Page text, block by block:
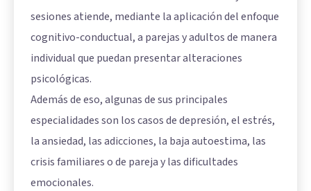
sesiones atiende, mediante la aplicación del enfoque
cognitivo-conductual, a parejas y adultos de manera
individual que puedan presentar alteraciones
psicológicas.
Además de eso, algunas de sus principales
especialidades son los casos de depresión, el estrés,
la ansiedad, las adicciones, la baja autoestima, las
crisis familiares o de pareja y las dificultades
emocionales.